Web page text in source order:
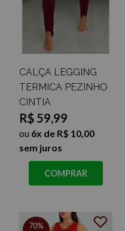
CALÇA LEGGING
TERMICA PEZINHO
CINTIA
R$ 59,99
ou 6x de R$ 10,00
sem juros
COMPRAR
70%